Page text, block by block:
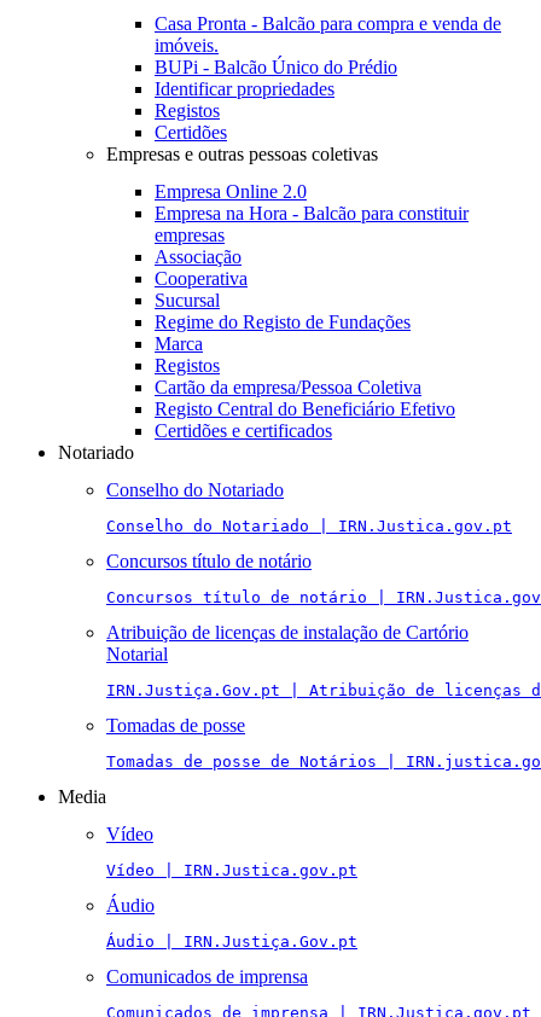
Casa Pronta - Balcão para compra e venda de
imóveis.
BUPi - Balcão Único do Prédio
Identificar propriedades
Registos
Certidões
Empresas e outras pessoas coletivas
Empresa Online 2.0
Empresa na Hora - Balcão para constituir
empresas
Associação
Cooperativa
Sucursal
Regime do Registo de Fundações
Marca
Registos
Cartão da empresa/Pessoa Coletiva
Registo Central do Beneficiário Efetivo
Certidões e certificados
Notariado
Conselho do Notariado
Conselho do Notariado | IRN.Justica.gov.pt
Concursos título de notário
Concursos título de notário |
Atribuição de licenças de instalação de Cartório
Notarial
IRN.Justiça.Gov.pt | Atribuição de licenças
Tomadas de posse
Tomadas de posse de Notários |
Media
Vídeo
Vídeo | IRN.Justica.gov.pt
Áudio
Áudio | IRN.Justiça.Gov.pt
Comunicados de imprensa
Comunicados de imprensa | IRN.Justica.gov.pt